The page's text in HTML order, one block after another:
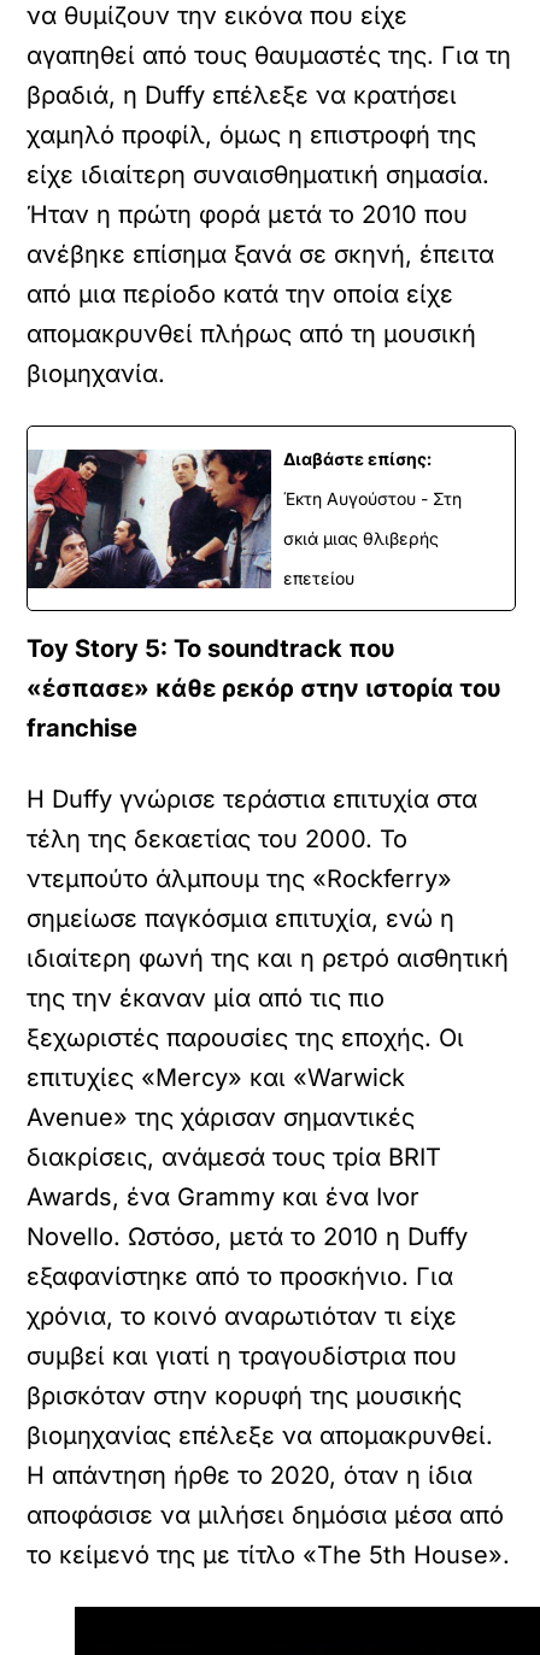
να θυμίζουν την εικόνα που είχε
αγαπηθεί από τους θαυμαστές της. Για τη
βραδιά, η Duffy επέλεξε να κρατήσει
χαμηλό προφίλ, όμως η επιστροφή της
είχε ιδιαίτερη συναισθηματική σημασία.
Ήταν η πρώτη φορά μετά το 2010 που
ανέβηκε επίσημα ξανά σε σκηνή, έπειτα
από μια περίοδο κατά την οποία είχε
απομακρυνθεί πλήρως από τη μουσική
βιομηχανία.
Διαβάστε επίσης:
Έκτη Αυγούστου - Στη
σκιά μιας θλιβερής
επετείου
Toy Story 5: Το soundtrack που
«έσπασε» κάθε ρεκόρ στην ιστορία του
franchise
Η Duffy γνώρισε τεράστια επιτυχία στα
τέλη της δεκαετίας του 2000. Το
ντεμπούτο άλμπουμ της «Rockferry»
σημείωσε παγκόσμια επιτυχία, ενώ η
ιδιαίτερη φωνή της και η ρετρό αισθητική
της την έκαναν μία από τις πιο
ξεχωριστές παρουσίες της εποχής. Οι
επιτυχίες «Mercy» και «Warwick
Avenue» της χάρισαν σημαντικές
διακρίσεις, ανάμεσά τους τρία BRIT
Awards, ένα Grammy και ένα Ivor
Novello. Ωστόσο, μετά το 2010 η Duffy
εξαφανίστηκε από το προσκήνιο. Για
χρόνια, το κοινό αναρωτιόταν τι είχε
συμβεί και γιατί η τραγουδίστρια που
βρισκόταν στην κορυφή της μουσικής
βιομηχανίας επέλεξε να απομακρυνθεί.
Η απάντηση ήρθε το 2020, όταν η ίδια
αποφάσισε να μιλήσει δημόσια μέσα από
το κείμενό της με τίτλο «The 5th House».